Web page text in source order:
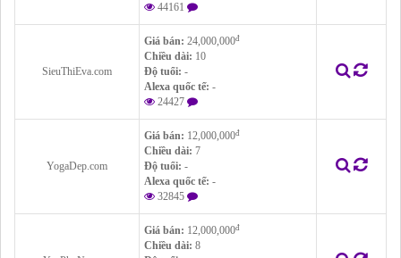
44161
SieuThiEva.com
Giá bán: 24,000,000đ
Chiều dài: 10
Độ tuổi: -
Alexa quốc tế: -
24427
YogaDep.com
Giá bán: 12,000,000đ
Chiều dài: 7
Độ tuổi: -
Alexa quốc tế: -
32845
Giá bán: 12,000,000đ
Chiều dài: 8